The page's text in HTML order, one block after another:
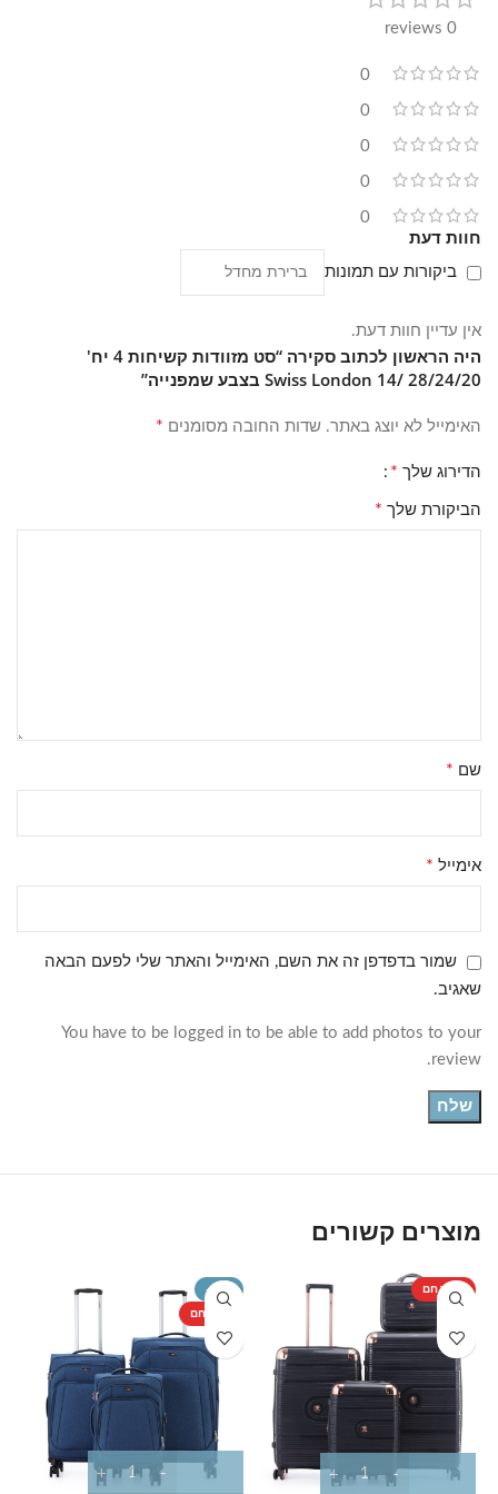
גמישות נוספת כשצריך לארוז יותר מהמתוכנן – למשל בדרך חזרה
מתפקדת גם כפריט עצמאי לנסיעה וגם כחלק מסט שלם שנוח
לאחסן ולהוציא יחד לפני כל טיול.
0 reviews
0
0
0
0
0
חוות דעת
ביקורות עם תמונות
אין עדיין חוות דעת.
היה הראשון לכתוב סקירה “סט מזוודות קשיחות 4 יח'
28/24/20 /14 Swiss London בצבע שמפנייה”
האימייל לא יוצג באתר. שדות החובה מסומנים *
הדירוג שלך *
הביקורת שלך *
שם *
אימייל *
שמור בדפדפן זה את השם, האימייל והאתר שלי לפעם הבאה
שאגיב.
You have to be logged in to be able to add photos to your
review.
מוצרים קשורים
מוצר חם -29%
מוצר חם